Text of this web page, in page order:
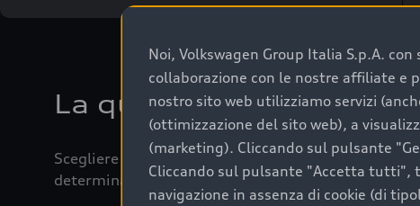
Noi, Volkswagen Group Italia S.p.A.
collaborazione con le nostre affiliate e
nostro sito web utilizziamo servizi
(ottimizzazione del sito web), a
(marketing). Cliccando sul pulsante
Cliccando sul pulsante "Accetta tutti",
navigazione in assenza di cookie (di
La qualità di acquistare
Scegliere un’auto usata è una decisione che
determinanti come la garanzia inclusa e